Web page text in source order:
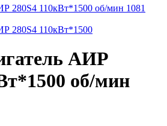
АИР
об/мин